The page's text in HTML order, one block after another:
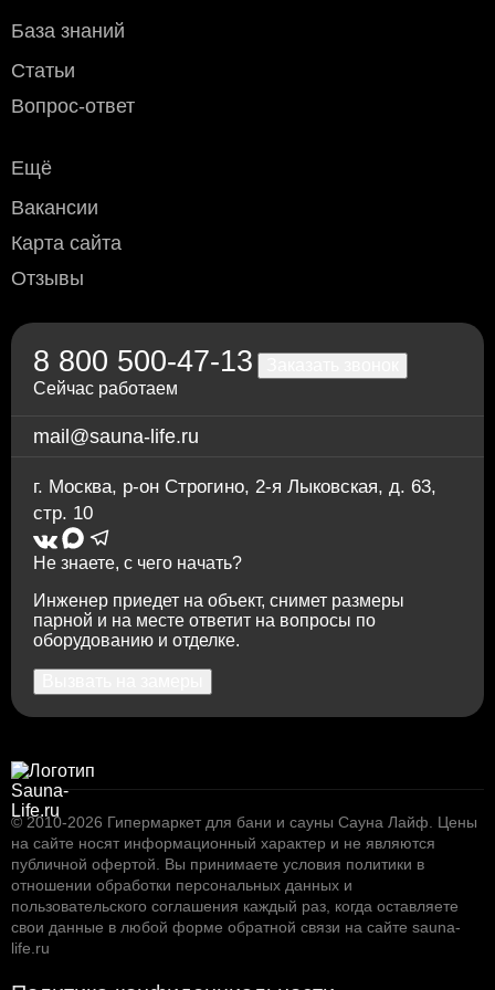
- крупногабаритного - 1200 рублей
Условия оплаты
Наличный расчёт
(необходимо уточнить перед доставкой)
Переводом по счёту: для физлиц — через любой
Через приложение Сбербанк онлайн
По счету в отделении любого банка
База знаний
Статьи
Вопрос-ответ
Ещё
Вакансии
Карта сайта
Отзывы
8 800 500-47-13
Сейчас работаем
mail@sauna-life.ru
г. Москва, р-он Строгино, 2-я Лыковская, д. 63,
стр. 10
Не знаете, с чего начать?
Инженер приедет на объект, снимет размеры
парной и на месте ответит на вопросы по
оборудованию и отделке.
© 2010-2026 Гипермаркет для бани и сауны Сауна Лайф
Цены
на сайте носят информационный характер и не являются
публичной офертой. Вы принимаете условия политики в
отношении обработки персональных данных и
пользовательского соглашения каждый раз, когда оставляете
свои данные в любой форме обратной связи на сайте sauna-
life.ru